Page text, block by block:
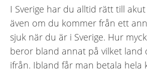
I Sverige har du alltid rätt till
även om du kommer från ett
sjuk när du är i Sverige. Hur
beror bland annat på vilket land
ifrån. Ibland får man betala hela